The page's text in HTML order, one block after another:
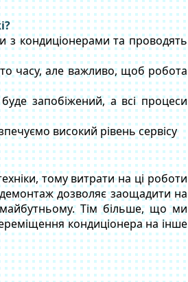
з кондиціонерами та проводять
часу, але важливо, щоб робота
запобіжений, а всі процеси
високий рівень сервісу
тому витрати на ці роботи
дозволяє заощадити на
Тім більше, що ми
кондиціонера на інше